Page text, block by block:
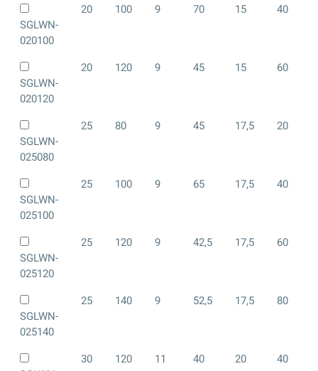
SGLWN-
020100
20 100 9 70 15 40
SGLWN-
020120
20 120 9 45 15 60
SGLWN-
025080
25 80 9 45 17,5 20
SGLWN-
025100
25 100 9 65 17,5 40
SGLWN-
025120
25 120 9 42,5 17,5 60
SGLWN-
025140
25 140 9 52,5 17,5 80
30 120 11 40 20 40